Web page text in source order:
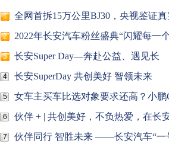
1 全网首拆15万公里BJ30，央视鉴证
2 2022年长安汽车粉丝盛典“闪耀每一
3 长安Super Day—奔赴公益、遇见长
4 长安SuperDay 共创美好 智领未来
5 女车主买车比选对象要求还高？小鹏
6 伙伴 + | 共创美好，不负热爱，在长
7 伙伴同行 智胜未来 ——长安汽车“一